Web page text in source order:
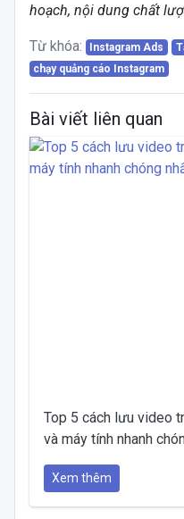
hoạch, nội dung chất
Từ khóa: Instagram Ads
chạy quảng cáo Instagram
Bài viết liên quan
Top 5 cách lưu video
và máy tính nhanh
Xem thêm